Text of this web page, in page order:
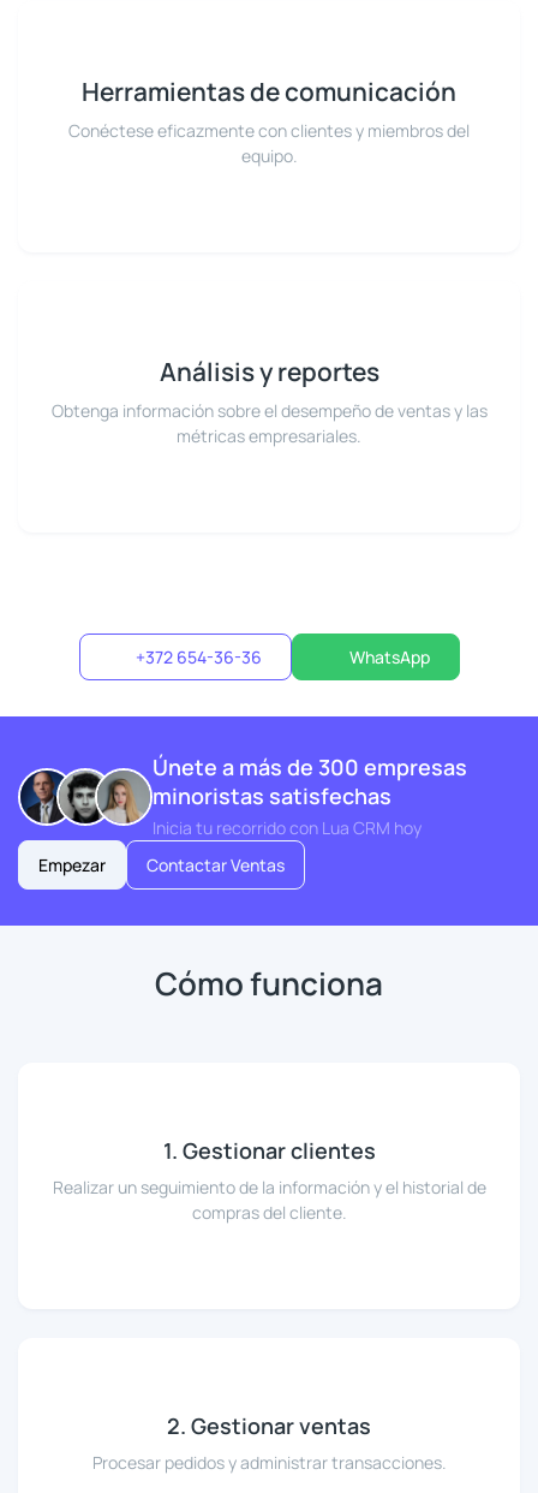
Herramientas de comunicación
Conéctese eficazmente con clientes y miembros del
equipo.
Análisis y reportes
Obtenga información sobre el desempeño de ventas y las
métricas empresariales.
+372 654-36-36 WhatsApp
Únete a más de 300 empresas
minoristas satisfechas
Inicia tu recorrido con Lua CRM hoy
Empezar
Contactar Ventas
Cómo funciona
1. Gestionar clientes
Realizar un seguimiento de la información y el historial de
compras del cliente.
2. Gestionar ventas
Procesar pedidos y administrar transacciones.